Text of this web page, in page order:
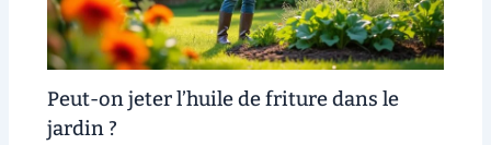
Peut-on jeter l’huile de friture dans le
jardin ?